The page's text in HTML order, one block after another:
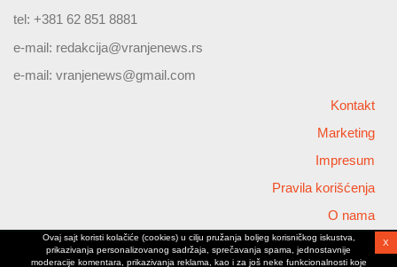
tel: +381 62 851 8881
e-mail: redakcija@vranjenews.rs
e-mail: vranjenews@gmail.com
Kontakt
Marketing
Impresum
Pravila korišćenja
O nama
Copyright © 2026 Vranjenews
All rights reserved
Ovaj sajt koristi kolačiće (cookies) u cilju pružanja boljeg korisničkog iskustva,
prikazivanja personalizovanog sadržaja, sprečavanja spama, jednostavnije
moderacije komentara, prikazivanja reklama, kao i za još neke funkcionalnosti koje
X